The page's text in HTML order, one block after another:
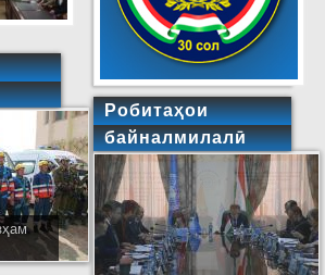
Робитаҳои
байналмилалӣ